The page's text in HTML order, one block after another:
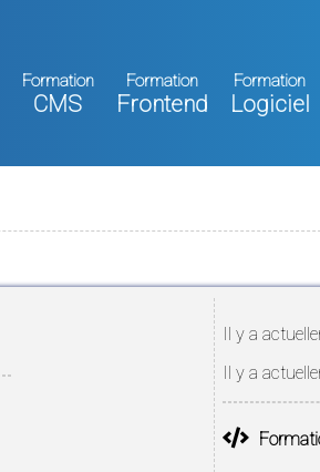
Formation
CMS
Formation
Frontend
Formation
Logiciel
Il y a
Il y a